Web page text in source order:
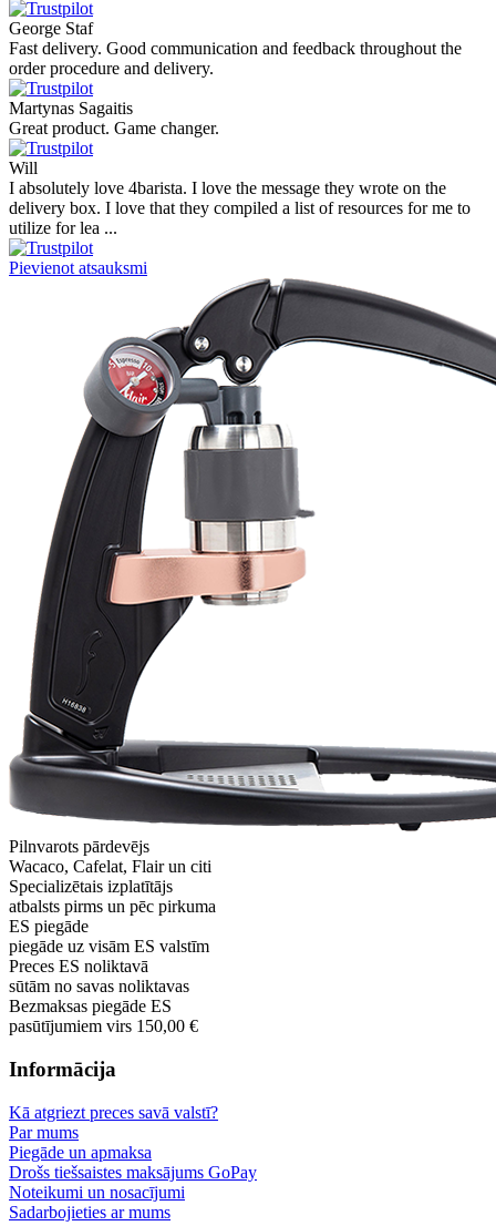
George Staf
Fast delivery. Good communication and feedback throughout the
order procedure and delivery.
Martynas Sagaitis
Great product. Game changer.
Will
I absolutely love 4barista. I love the message they wrote on the
delivery box. I love that they compiled a list of resources for me to
utilize for lea ...
Pievienot atsauksmi
Pilnvarots pārdevējs
Wacaco, Cafelat, Flair un citi
Specializētais izplatītājs
atbalsts pirms un pēc pirkuma
ES piegāde
piegāde uz visām ES valstīm
Preces ES noliktavā
sūtām no savas noliktavas
Bezmaksas piegāde ES
pasūtījumiem virs 150,00 €
Informācija
Kā atgriezt preces savā valstī?
Par mums
Piegāde un apmaksa
Drošs tiešsaistes maksājums GoPay
Noteikumi un nosacījumi
Sadarbojieties ar mums